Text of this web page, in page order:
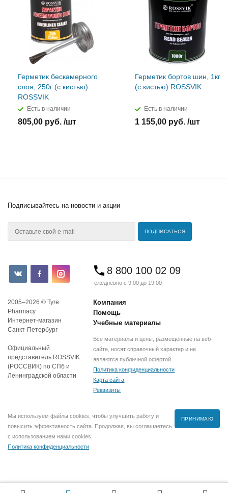
Герметик бескамерного
слоя, 250г (с кистью)
ROSSVIK
Есть в наличии
805,00 руб. /шт
Герметик бортов шин, 1кг
(с кистью) ROSSVIK
Есть в наличии
1 155,00 руб. /шт
Подписывайтесь на новости и акции
8 800 100 02 09
ежедневно с 9:00 до 19:00
2005–2026 © Tyre
Pharmacy
Интернет-магазин
Санкт-Петербург
Официальный
представитель ROSSVIK
(РОССВИК) по СПб и
Ленинградской области
Компания
Помощь
Учебные материалы
Все материалы и цены, размещенные на веб-
сайте, носят справочный характер и не
являются публичной офертой.
Политика конфиденциальности
Карта сайта
Реквизиты
Мы используем файлы cookies, чтобы улучшить работу и
повысить эффективность сайта. Продолжая, вы соглашаетесь
с использованием нами cookies.
Политика конфиденциальности
ПРИНИМАЮ